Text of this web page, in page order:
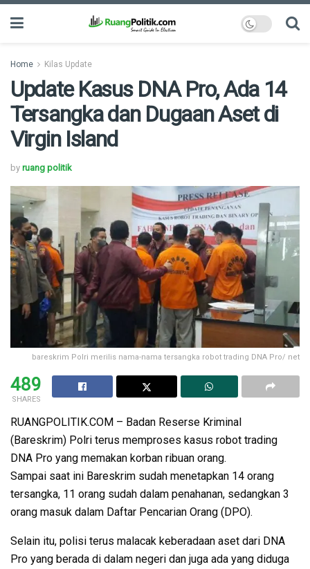
Home Kilas Update
Update Kasus DNA Pro, Ada 14
Tersangka dan Dugaan Aset di
Virgin Island
by ruang politik
bareskrim Polri merilis nama-nama tersangka robot trading DNA Pro/ net
489
SHARES
RUANGPOLITIK.COM – Badan Reserse Kriminal
(Bareskrim) Polri terus memproses kasus robot trading
DNA Pro yang memakan korban ribuan orang.
Sampai saat ini Bareskrim sudah menetapkan 14 orang
tersangka, 11 orang sudah dalam penahanan, sedangkan 3
orang masuk dalam Daftar Pencarian Orang (DPO).
Selain itu, polisi terus malacak keberadaan aset dari DNA
Pro yang berada di dalam negeri dan juga ada yang diduga